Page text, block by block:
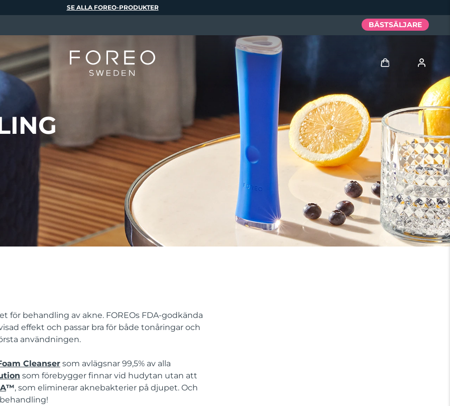
behandling av akne. FOREOs FDA-godkända
effekt och passar bra för både tonåringar och
användningen.
Cleanser som avlägsnar 99,5% av alla
som förebygger finnar vid hudytan utan att
™, som eliminerar aknebakterier på djupet. Och
SE ALLA FOREO-PRODUKTER
BÄSTSÄLJARE
Logga in
Användarprofil
Mina enheter
Mina beställningar
Mina adresser
Mina prenumerationer